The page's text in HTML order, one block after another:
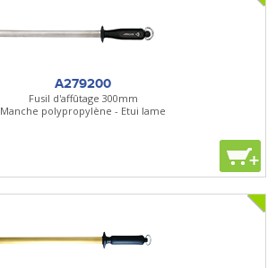
A279200
Fusil d'affûtage 300mm
Manche polypropylène - Etui lame
+